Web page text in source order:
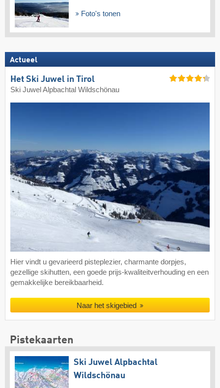
Foto's tonen
Actueel
Het Ski Juwel in Tirol
Ski Juwel Alpbachtal Wildschönau
Hier vindt u gevarieerd pisteplezier, charmante dorpjes,
gezellige skihutten, een goede prijs-kwaliteitverhouding en een
gemakkelijke bereikbaarheid.
Naar het skigebied
Pistekaarten
Ski Juwel Alpbachtal
Wildschönau